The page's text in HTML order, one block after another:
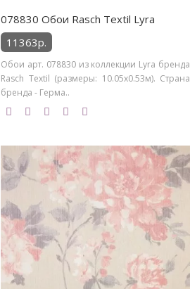
078830 Обои Rasch Textil Lyra
11363р.
Обои арт. 078830 из коллекции Lyra бренда
Rasch Textil (размеры: 10.05х0.53м). Страна
бренда - Герма..